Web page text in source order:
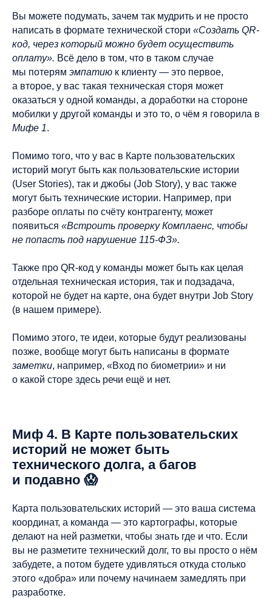
Вы можете подумать, зачем так мудрить и не просто
написать в формате технической стори «Создать QR-
код, через который можно будет осуществить
оплату». Всё дело в том, что в таком случае
мы потерям эмпатию к клиенту — это первое,
а второе, у вас такая техническая сторя может
оказаться у одной команды, а доработки на стороне
мобилки у другой команды и это то, о чём я говорила в
Мифе 1.
Помимо того, что у вас в Карте пользовательских
историй могут быть как пользовательские истории
(User Stories), так и джобы (Job Story), у вас также
могут быть технические истории. Например, при
разборе оплаты по счёту контрагенту, может
появиться «Встроить проверку Комплаенс, чтобы
не попасть под нарушение 115-ФЗ».
Также про QR-код у команды может быть как целая
отдельная техническая история, так и подзадача,
которой не будет на карте, она будет внутри Job Story
(в нашем примере).
Помимо этого, те идеи, которые будут реализованы
позже, вообще могут быть написаны в формате
заметки, например, «Вход по биометрии» и ни
о какой сторе здесь речи ещё и нет.
Миф 4. В Карте пользовательских
историй не может быть
технического долга, а багов
и подавно 😱
Карта пользовательских историй — это ваша система
координат, а команда — это картографы, которые
делают на ней разметки, чтобы знать где и что. Если
вы не разметите технический долг, то вы просто о нём
забудете, а потом будете удивляться откуда столько
этого «добра» или почему начинаем замедлять при
разработке.
Политика в отношении обработки
персональных данных
Лаборатория ПроЛидеров / ProLeadersLab®
Услуги оказывает
ИП Бутова-Никишина Анастасия Сергеевна
ИНН 540542557344
ОГРНИП 321547600055912
+7 (993) 915−12−46
Основатель
Школа Скрам-мастеров
Услуги
Блог
+7 (906) 097−13−91
Подписывайтесь на наш канал в Telegram